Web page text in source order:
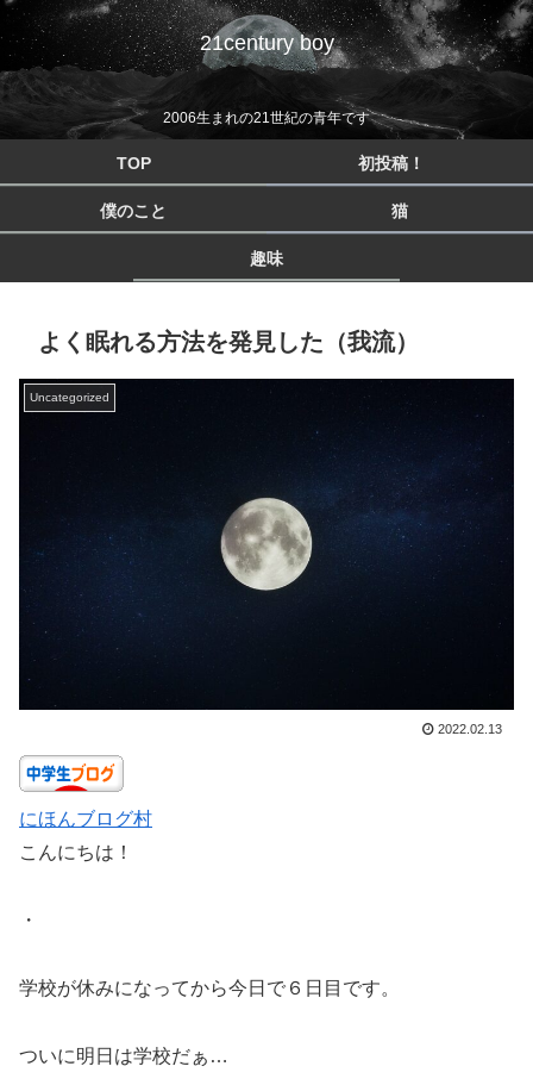
21century boy
2006生まれの21世紀の青年です
TOP 初投稿！
僕のこと 猫
趣味
よく眠れる方法を発見した（我流）
Uncategorized
2022.02.13
にほんブログ村
こんにちは！
・
学校が休みになってから今日で６日目です。
ついに明日は学校だぁ…